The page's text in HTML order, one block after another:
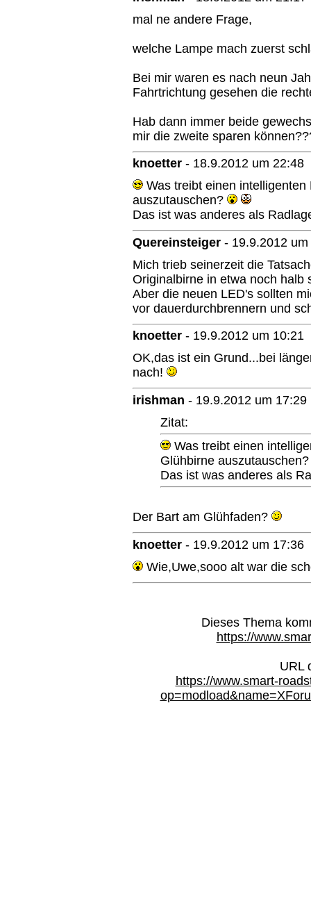
mal ne andere Frage,
welche Lampe mach zuerst
Bei mir waren es nach neun
Fahrtrichtung gesehen die
Hab dann immer beide
mir die zweite sparen
knoetter - 18.9.2012 um 22:48
Was treibt einen
auszutauschen?
Das ist was anderes als
Quereinsteiger - 19.9.2012
Mich trieb seinerzeit die
Originalbirne in etwa noch halb
Aber die neuen LED's sollten
vor dauerdurchbrennern und
knoetter - 19.9.2012 um 10:21
OK,das ist ein Grund...bei
nach!
irishman - 19.9.2012 um 17:29
Zitat:
Was treibt einen
Glühbirne
Das ist was anderes als
Der Bart am Glühfaden?
knoetter - 19.9.2012 um 17:36
Wie,Uwe,sooo alt war die
Dieses Thema
https://
URL
https://www.smart-